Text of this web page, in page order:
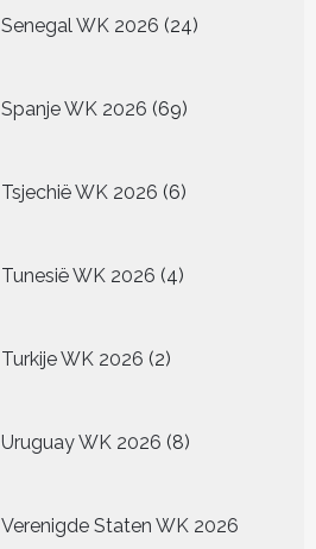
Senegal WK 2026 24
producten
Spanje WK 2026 69
producten
Tsjechië WK 2026 6
producten
Tunesië WK 2026 4
producten
Turkije WK 2026 2
producten
Uruguay WK 2026 8
producten
Verenigde Staten WK 2026